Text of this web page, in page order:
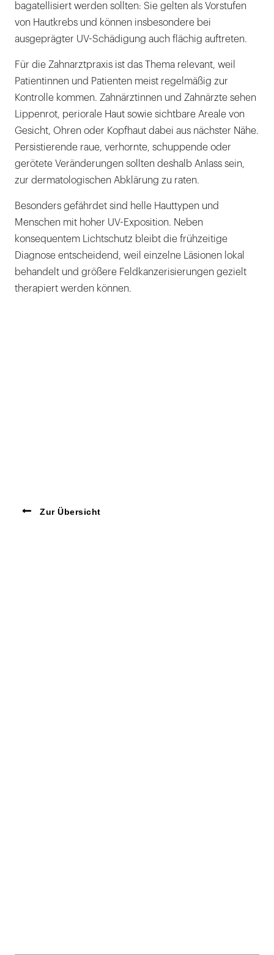
bagatellisiert werden sollten: Sie gelten als Vorstufen
von Hautkrebs und können insbesondere bei
ausgeprägter UV-Schädigung auch flächig auftreten.
Für die Zahnarztpraxis ist das Thema relevant, weil
Patientinnen und Patienten meist regelmäßig zur
Kontrolle kommen. Zahnärztinnen und Zahnärzte sehen
Lippenrot, periorale Haut sowie sichtbare Areale von
Gesicht, Ohren oder Kopfhaut dabei aus nächster Nähe.
Persistierende raue, verhornte, schuppende oder
gerötete Veränderungen sollten deshalb Anlass sein,
zur dermatologischen Abklärung zu raten.
Besonders gefährdet sind helle Hauttypen und
Menschen mit hoher UV-Exposition. Neben
konsequentem Lichtschutz bleibt die frühzeitige
Diagnose entscheidend, weil einzelne Läsionen lokal
behandelt und größere Feldkanzerisierungen gezielt
therapiert werden können.
Zur Übersicht